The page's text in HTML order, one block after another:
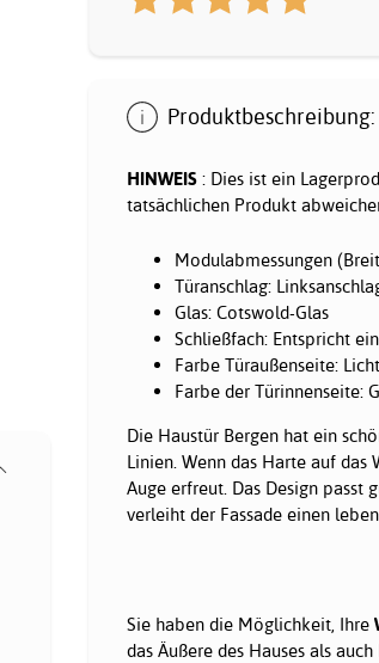
Produktbeschreibung:
HINWEIS : Dies ist ein
tatsächlichen Produkt
Modulabmessungen
Türanschlag:
Glas: Cotswold-Glas
Schließfach: Entspricht
Farbe Türaußenseite:
Farbe der Türinnenseite:
Die Haustür Bergen hat ein
Linien. Wenn das Harte auf
Auge erfreut. Das Design passt
verleiht der Fassade einen
Sie haben die Möglichkeit, Ihre
das Äußere des Hauses als